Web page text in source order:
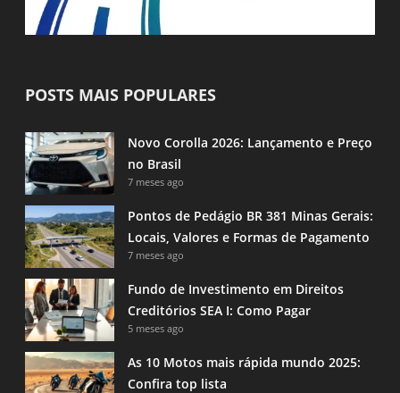
POSTS MAIS POPULARES
Novo Corolla 2026: Lançamento e Preço
no Brasil
7 meses ago
Pontos de Pedágio BR 381 Minas Gerais:
Locais, Valores e Formas de Pagamento
7 meses ago
Fundo de Investimento em Direitos
Creditórios SEA I: Como Pagar
5 meses ago
As 10 Motos mais rápida mundo 2025:
Confira top lista